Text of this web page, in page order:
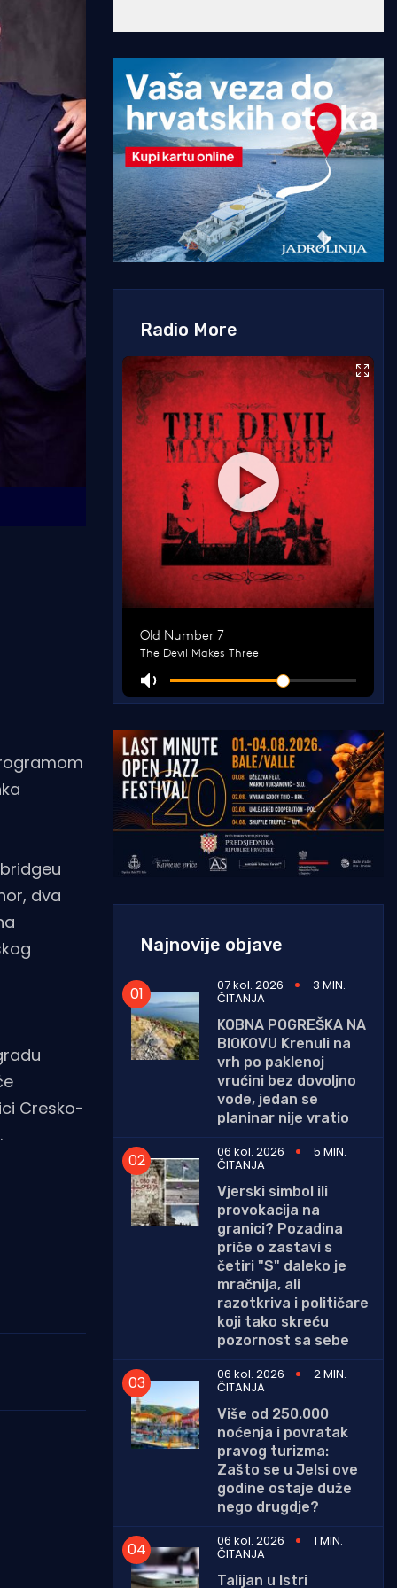
dva
Cresko-
Radio More
Najnovije objave
07 kol. 2026 3 MIN.
ČITANJA
KOBNA POGREŠKA NA
BIOKOVU Krenuli na
vrh po paklenoj
vrućini bez dovoljno
vode, jedan se
planinar nije vratio
06 kol. 2026
5 MIN.
ČITANJA
Vjerski simbol ili
provokacija na
granici? Pozadina
priče o zastavi s
četiri "S" daleko je
mračnija, ali
razotkriva i političare
koji tako skreću
pozornost sa sebe
06 kol. 2026
2 MIN.
ČITANJA
Više od 250.000
noćenja i povratak
pravog turizma:
Zašto se u Jelsi ove
godine ostaje duže
nego drugdje?
06 kol. 2026
1 MIN.
ČITANJA
Talijan u Istri